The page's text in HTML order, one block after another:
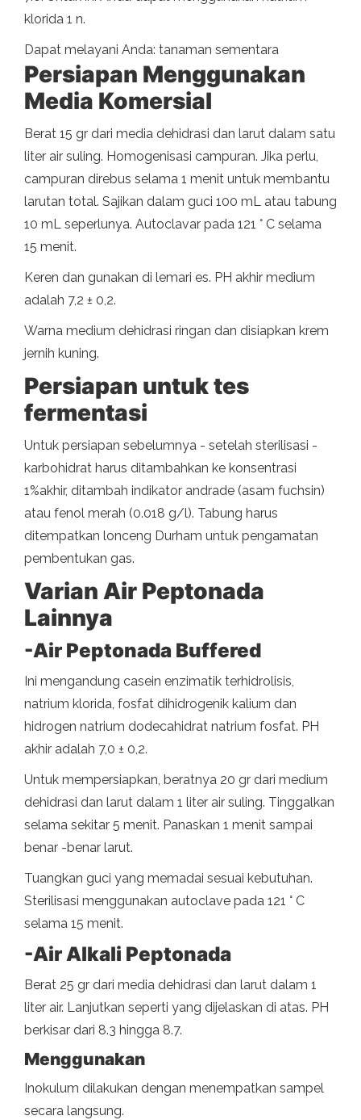
klorida 1 n.
Dapat melayani Anda: tanaman sementara
Persiapan Menggunakan
Media Komersial
Berat 15 gr dari media dehidrasi dan larut dalam satu
liter air suling. Homogenisasi campuran. Jika perlu,
campuran direbus selama 1 menit untuk membantu
larutan total. Sajikan dalam guci 100 mL atau tabung
10 mL seperlunya. Autoclavar pada 121 ° C selama
15 menit.
Keren dan gunakan di lemari es. PH akhir medium
adalah 7,2 ± 0,2.
Warna medium dehidrasi ringan dan disiapkan krem ​​
jernih kuning.
Persiapan untuk tes
fermentasi
Untuk persiapan sebelumnya - setelah sterilisasi -
karbohidrat harus ditambahkan ke konsentrasi
1%akhir, ditambah indikator andrade (asam fuchsin)
atau fenol merah (0.018 g/l). Tabung harus
ditempatkan lonceng Durham untuk pengamatan
pembentukan gas.
Varian Air Peptonada
Lainnya
-Air Peptonada Buffered
Ini mengandung casein enzimatik terhidrolisis,
natrium klorida, fosfat dihidrogenik kalium dan
hidrogen natrium dodecahidrat natrium fosfat. PH
akhir adalah 7,0 ± 0,2.
Untuk mempersiapkan, beratnya 20 gr dari medium
dehidrasi dan larut dalam 1 liter air suling. Tinggalkan
selama sekitar 5 menit. Panaskan 1 menit sampai
benar -benar larut.
Tuangkan guci yang memadai sesuai kebutuhan.
Sterilisasi menggunakan autoclave pada 121 ° C
selama 15 menit.
-Air Alkali Peptonada
Berat 25 gr dari media dehidrasi dan larut dalam 1
liter air. Lanjutkan seperti yang dijelaskan di atas. PH
berkisar dari 8.3 hingga 8.7.
Menggunakan
Inokulum dilakukan dengan menempatkan sampel
secara langsung.